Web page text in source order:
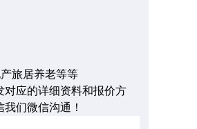
旅居养老等等
对应的详细资料和报价方
们微信沟通！